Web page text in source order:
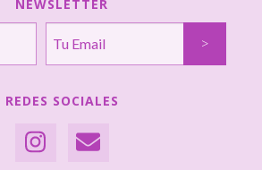
NEWSLETTER
REDES SOCIALES